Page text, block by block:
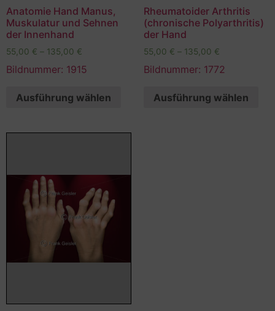
Anatomie Hand Manus,
Muskulatur und Sehnen
der Innenhand
55,00 € – 135,00 €
Bildnummer: 1915
Ausführung wählen
Rheumatoider Arthritis
(chronische Polyarthritis)
der Hand
55,00 € – 135,00 €
Bildnummer: 1772
Ausführung wählen